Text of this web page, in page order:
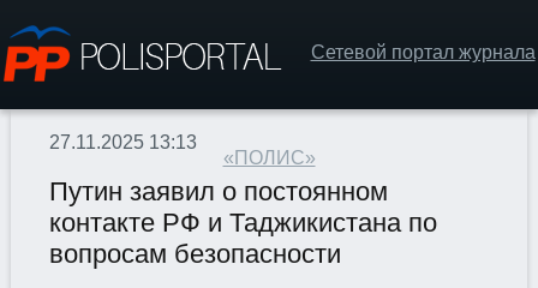
Сетевой портал журнала
«ПОЛИС»
27.11.2025 13:13
Путин заявил о постоянном
контакте РФ и Таджикистана по
вопросам безопасности